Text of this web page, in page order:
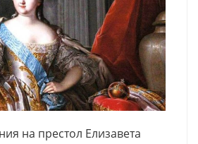
на престол Елизавета